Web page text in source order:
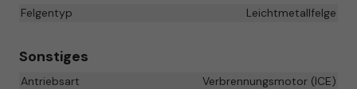
Felgentyp
Leichtmetallfelge
Sonstiges
Antriebsart
Verbrennungsmotor (ICE)